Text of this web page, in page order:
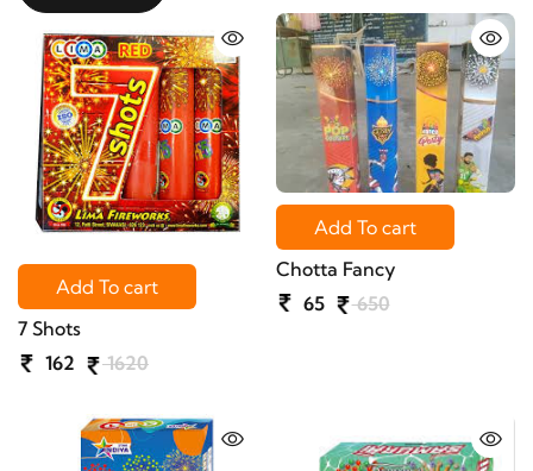
Add To cart
7 Shots
162
1620
Add To cart
Chotta Fancy
65
650